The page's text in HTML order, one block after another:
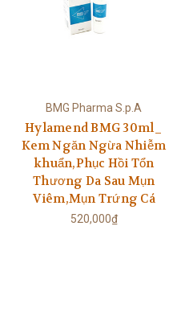
BMG Pharma S.p.A
Hylamend BMG 30ml_
Kem Ngăn Ngừa Nhiễm
khuẩn,Phục Hồi Tổn
Thương Da Sau Mụn
Viêm,Mụn Trứng Cá
520,000₫